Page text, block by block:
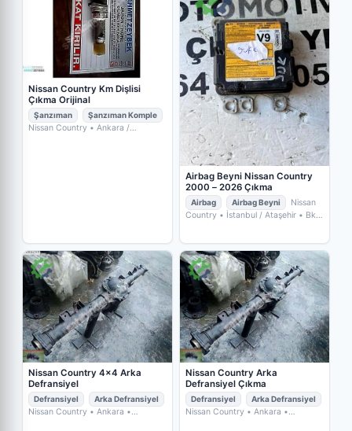
Nissan Country Km Dişlisi
Çıkma Orijinal
Şanzıman Şanzıman Komple
Nissan Country • Ankara /
Airbag Beyni Nissan Country
2000 – 2026 Çıkma
Airbag Airbag Beyni
Nissan
Country • İstanbul / Ataşehir • Bkm
Nissan Country 4×4 Arka
Defransiyel
Defransiyel Arka Defransiyel
Nissan Country • Ankara •
Nissan Country Arka
Defransiyel Çıkma
Defransiyel Arka Defransiyel
Nissan Country • Ankara •